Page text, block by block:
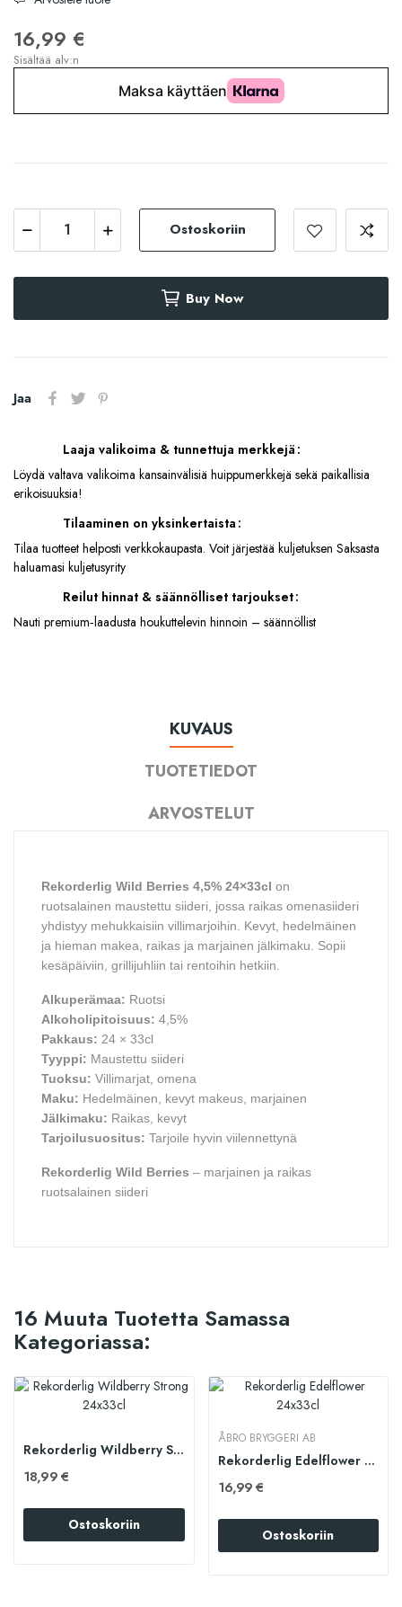
16,99 €
Sisältää alv:n
Ostoskoriin
Buy Now
Jaa
Laaja valikoima & tunnettuja merkkejä
Löydä valtava valikoima kansainvälisiä huippumerkkejä sekä paikallisia
erikoisuuksia!
Tilaaminen on yksinkertaista
Tilaa tuotteet helposti verkkokaupasta. Voit järjestää kuljetuksen Saksasta
haluamasi kuljetusyrity
Reilut hinnat & säännölliset tarjoukset
Nauti premium‑laadusta houkuttelevin hinnoin – säännöllist
KUVAUS
TUOTETIEDOT
ARVOSTELUT
Rekorderlig Wild Berries 4,5% 24×33cl on
ruotsalainen maustettu siideri, jossa raikas omenasiideri
yhdistyy mehukkaisiin villimarjoihin. Kevyt, hedelmäinen
ja hieman makea, raikas ja marjainen jälkimaku. Sopii
kesäpäiviin, grillijuhliin tai rentoihin hetkiin.
Alkuperämaa: Ruotsi
Alkoholipitoisuus: 4,5%
Pakkaus: 24 × 33cl
Tyyppi: Maustettu siideri
Tuoksu: Villimarjat, omena
Maku: Hedelmäinen, kevyt makeus, marjainen
Jälkimaku: Raikas, kevyt
Tarjoilusuositus: Tarjoile hyvin viilennettynä
Rekorderlig Wild Berries – marjainen ja raikas
ruotsalainen siideri
16 Muuta Tuotetta Samassa
Kategoriassa:
Rekorderlig Wildberry Strong 24x33cl
18,99 €
Ostoskoriin
ÅBRO BRYGGERI AB
Rekorderlig Edelflower 24x33cl
16,99 €
Ostoskoriin